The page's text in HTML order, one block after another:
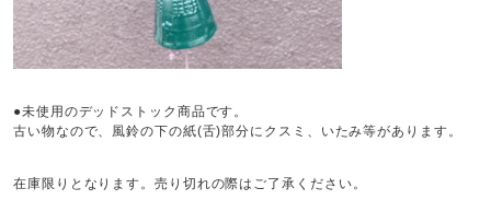
●未使用のデッドストック商品です。
古い物なので、風鈴の下の紙(舌)部分にクスミ、いたみ等があります。
在庫限りとなります。売り切れの際はご了承ください。